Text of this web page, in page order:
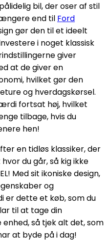
bil, der oser af stil
end til Ford
gør den til et ideelt
i noget klassisk
giver
at de giver en
hvilket gør den
og hverdagskørsel.
fortsat høj, hvilket
tilbage, hvis du
hen!
en tidløs klassiker, der
du går, så kig ikke
Med sit ikoniske design,
og
er dette et køb, som du
til at tage din
så tjek alt det, som
at byde på i dag!